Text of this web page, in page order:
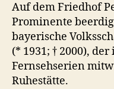
Auf dem Friedhof
Prominente
bayerische
(* 1931; † 2000),
Fernsehserien
Ruhestätte.